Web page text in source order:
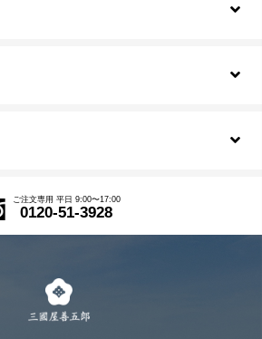
ご注文専用 平日 9:00〜17:00
0120-51-3928